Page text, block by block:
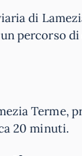
di
percorso di
Terme,
20 minuti.